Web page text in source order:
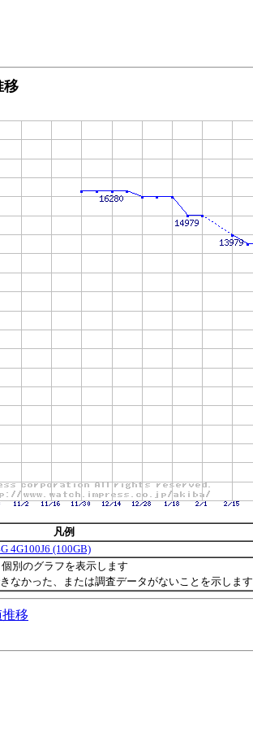
移
凡例
4G100J6 (100GB)
別のグラフを表示します
なかった、または調査データがないことを示します
推移